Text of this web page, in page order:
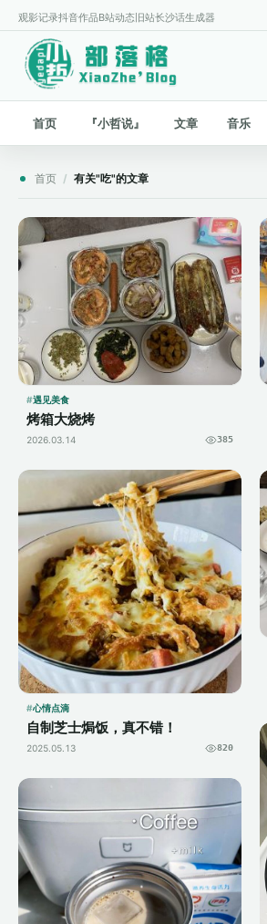
观影记录抖音作品B站动态 旧站长沙话生成器
首页 『小哲说』 文章 音乐
首页 / 有关"吃"的文章
遇见美食
烤箱大烧烤
2026.03.14 385
心情点滴
自制芝士焗饭，真不错！
2025.05.13 820